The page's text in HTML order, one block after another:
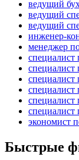
ведущий
ведущий
ведущий
инженер-
менеджер
специалист
специалист
специалист
специалист
специалист
специалист
экономист
Быстрые